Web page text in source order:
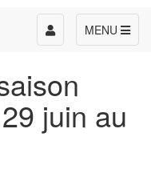
MENU
Toggle
navigation
juin au